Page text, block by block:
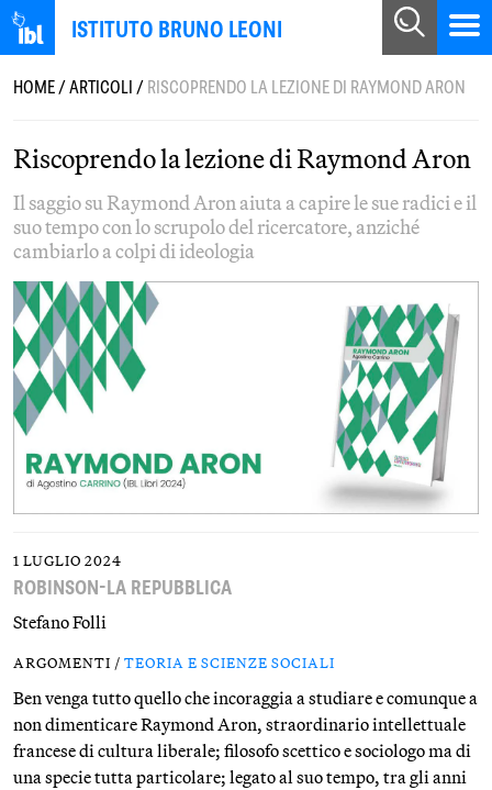
ISTITUTO BRUNO LEONI
HOME/ARTICOLI/RISCOPRENDO LA LEZIONE DI RAYMOND ARON
Riscoprendo la lezione di Raymond Aron
Il saggio su Raymond Aron aiuta a capire le sue radici e il
suo tempo con lo scrupolo del ricercatore, anziché
cambiarlo a colpi di ideologia
1 LUGLIO 2024
ROBINSON-LA REPUBBLICA
Stefano Folli
ARGOMENTI / TEORIA E SCIENZE SOCIALI
Ben venga tutto quello che incoraggia a studiare e comunque a
non dimenticare Raymond Aron, straordinario intellettuale
francese di cultura liberale; filosofo scettico e sociologo ma di
una specie tutta particolare; legato al suo tempo, tra gli anni